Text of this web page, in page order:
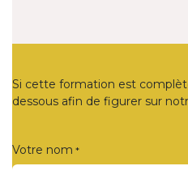
Si cette formation est
dessous afin de figurer sur
Votre nom *